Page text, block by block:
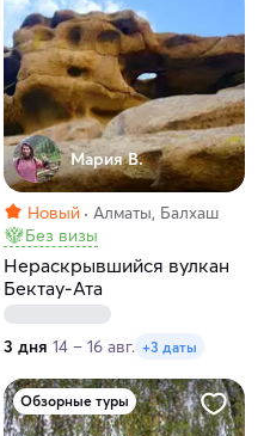
Мария В.
Новый
Алматы, Балхаш
Без визы
Нераскрывшийся вулкан
Бектау-Ата
3 дня 14 – 16 авг. +3 даты
Обзорные туры